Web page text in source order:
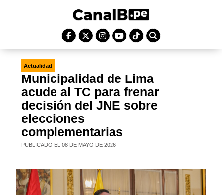
Actualidad
Municipalidad de Lima
acude al TC para frenar
decisión del JNE sobre
elecciones
complementarias
PUBLICADO EL 08 DE MAYO DE 2026